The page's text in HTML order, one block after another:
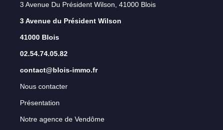
CONTACT
3 Avenue Du Président Wilson, 41000 Blois
3 Avenue du Président Wilson
41000 Blois
02.54.74.05.82
contact@blois-immo.fr
Nous contacter
Présentation
Notre agence de Vendôme